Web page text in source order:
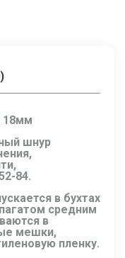
18мм
шнур
84.
в бухтах
средним
в
мешки,
пленку.